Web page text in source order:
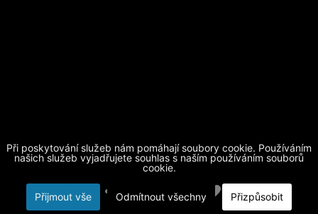
Při poskytování služeb nám pomáhají soubory cookie. Používáním
našich služeb vyjadřujete souhlas s naším používáním souborů
cookie.
Přijmout vše Odmítnout všechny Přizpůsobit